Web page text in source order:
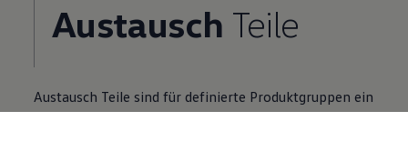
Austausch Teile
Austausch Teile sind für definierte Produktgruppen ein